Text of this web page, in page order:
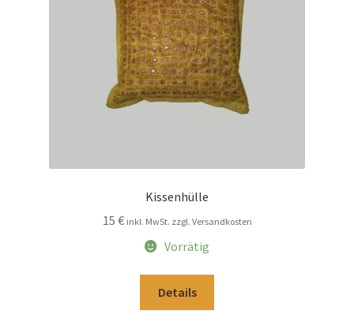
Kissenhülle
15 € inkl. MwSt. zzgl. Versandkosten
Vorrätig
Details